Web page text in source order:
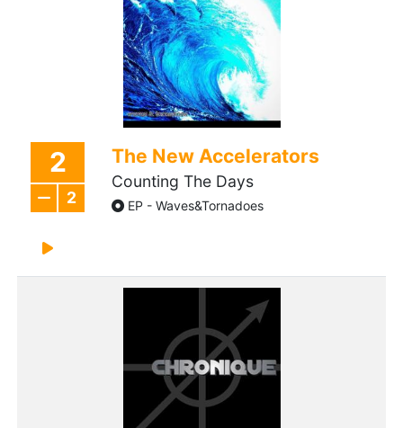
2
2
The New Accelerators
Counting The Days
EP - Waves&Tornadoes